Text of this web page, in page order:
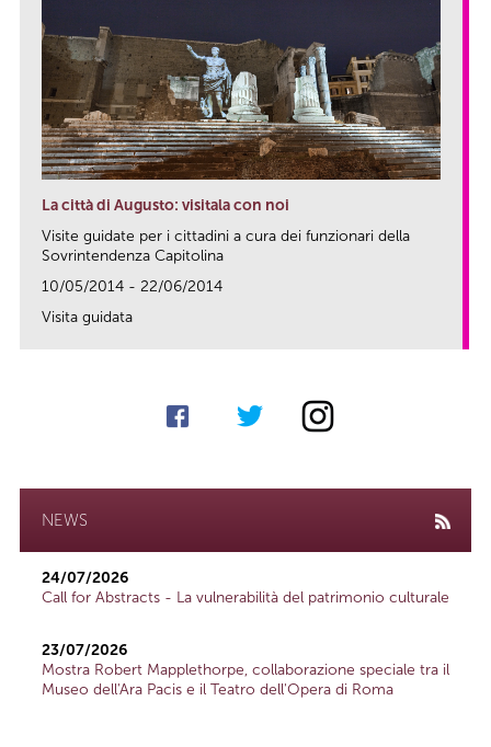
La città di Augusto: visitala con noi
Visite guidate per i cittadini a cura dei funzionari della
Sovrintendenza Capitolina
10/05/2014 - 22/06/2014
Visita guidata
NEWS
24/07/2026
Call for Abstracts - La vulnerabilità del patrimonio culturale
23/07/2026
Mostra Robert Mapplethorpe, collaborazione speciale tra il
Museo dell'Ara Pacis e il Teatro dell'Opera di Roma